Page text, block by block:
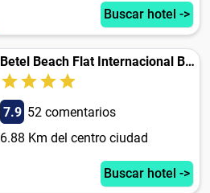
Buscar hotel ->
Betel Beach Flat Internacional Boa Viagem
7.9 52 comentarios
6.88 Km del centro ciudad
Buscar hotel ->